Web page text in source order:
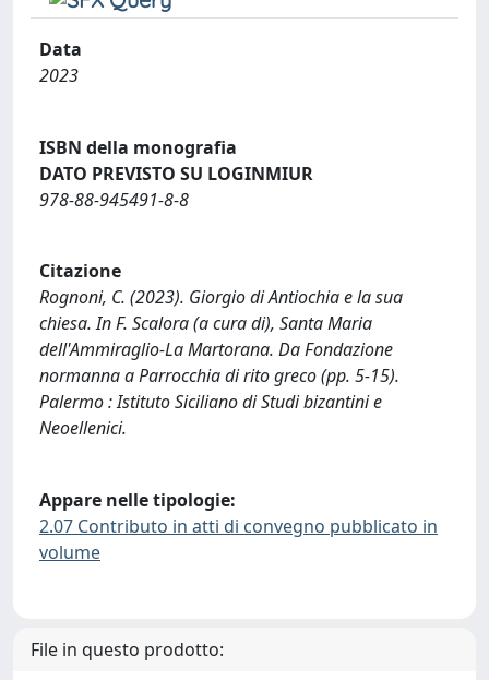
Data
2023
ISBN della monografia
DATO PREVISTO SU LOGINMIUR
978-88-945491-8-8
Citazione
Rognoni, C. (2023). Giorgio di Antiochia e la sua
chiesa. In F. Scalora (a cura di), Santa Maria
dell'Ammiraglio-La Martorana. Da Fondazione
normanna a Parrocchia di rito greco (pp. 5-15).
Palermo : Istituto Siciliano di Studi bizantini e
Neoellenici.
Appare nelle tipologie:
2.07 Contributo in atti di convegno pubblicato in
volume
File in questo prodotto: